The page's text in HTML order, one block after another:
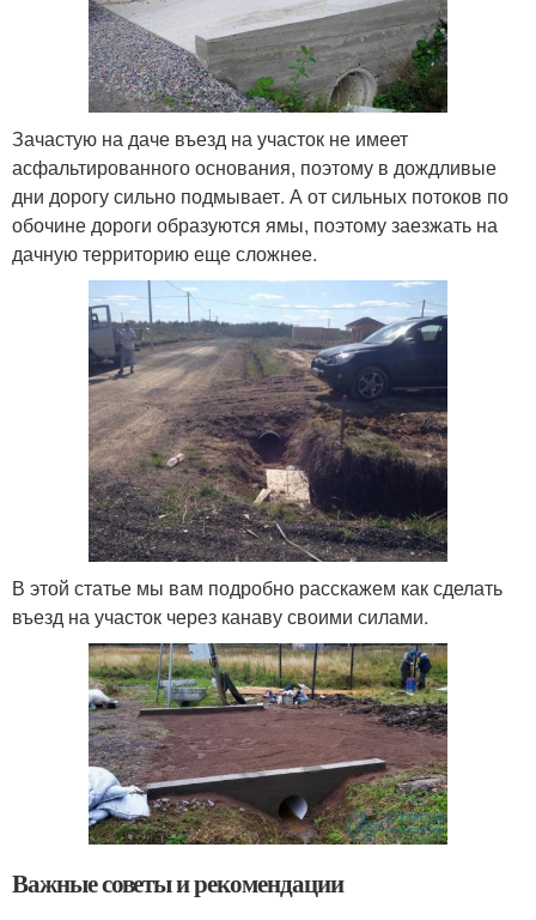
Зачастую на даче въезд на участок не имеет
асфальтированного основания, поэтому в дождливые
дни дорогу сильно подмывает. А от сильных потоков по
обочине дороги образуются ямы, поэтому заезжать на
дачную территорию еще сложнее.
В этой статье мы вам подробно расскажем как сделать
въезд на участок через канаву своими силами.
Важные советы и рекомендации